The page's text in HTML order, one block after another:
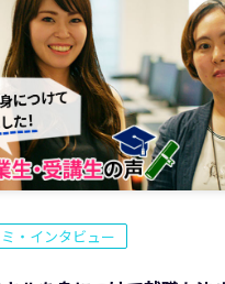
・インタビュー